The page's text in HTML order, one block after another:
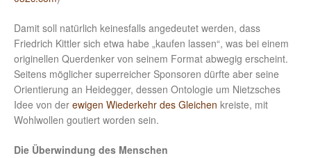
Damit soll natürlich keinesfalls angedeutet werden, dass
Friedrich Kittler sich etwa habe „kaufen lassen“, was bei einem
originellen Querdenker von seinem Format abwegig erscheint.
Seitens möglicher superreicher Sponsoren dürfte aber seine
Orientierung an Heidegger, dessen Ontologie um Nietzsches
Idee von der ewigen Wiederkehr des Gleichen kreiste, mit
Wohlwollen goutiert worden sein.
Die Überwindung des Menschen